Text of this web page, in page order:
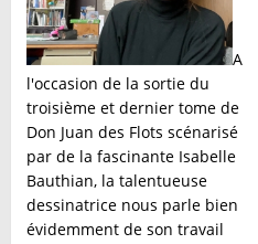
A
l'occasion de la sortie du
troisième et dernier tome de
Don Juan des Flots scénarisé
par de la fascinante Isabelle
Bauthian, la talentueuse
dessinatrice nous parle bien
évidemment de son travail